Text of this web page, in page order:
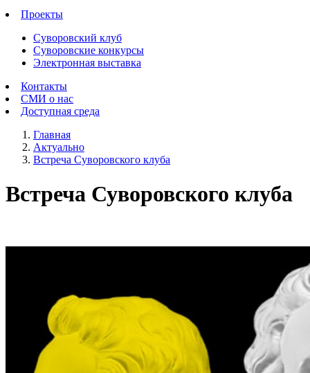
Проекты
Суворовский клуб
Суворовские конкурсы
Электронная выставка
Контакты
СМИ о нас
Доступная среда
Главная
Актуально
Встреча Суворовского клуба
Встреча Суворовского клуба